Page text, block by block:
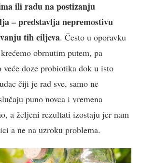
ili radu na postizanju
– predstavlja nepremostivu
tih ciljeva. Često u oporavku
obrnutim putem, pa
doze probiotika dok u isto
čiji je rad sve, samo ne
puno novca i vremena
a željeni rezultati izostaju jer nam
a ne na uzroku problema.